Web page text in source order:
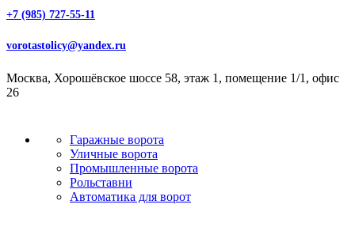
+7 (985) 727-55-11
vorotastolicy@yandex.ru
Москва, Хорошёвское шоссе 58, этаж 1, помещение 1/1, офис
26
Гаражные ворота
Уличные ворота
Промышленные ворота
Рольставни
Автоматика для ворот